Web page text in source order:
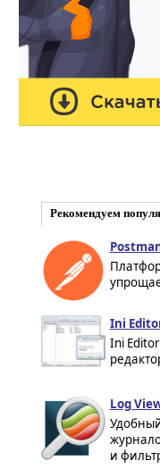
Рекомендуем
Ini
Ini
Log
и